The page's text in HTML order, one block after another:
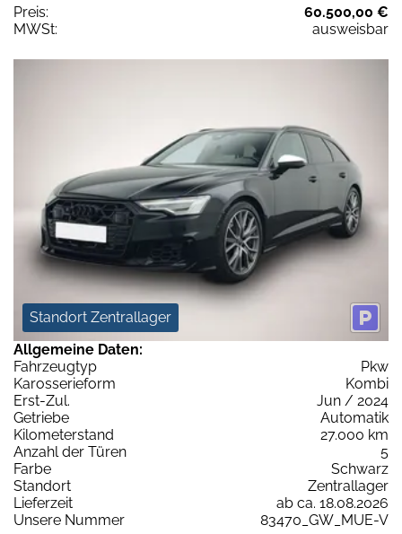
Preis:
60.500,00 €
MWSt:
ausweisbar
Standort Zentrallager
Allgemeine Daten:
Fahrzeugtyp
Pkw
Karosserieform
Kombi
Erst-Zul.
Jun / 2024
Getriebe
Automatik
Kilometerstand
27.000 km
Anzahl der Türen
5
Farbe
Schwarz
Standort
Zentrallager
Lieferzeit
ab ca. 18.08.2026
Unsere Nummer
83470_GW_MUE-V